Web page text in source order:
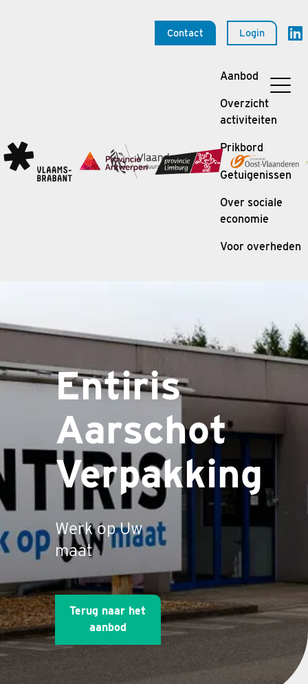
Contact Login
Aanbod
Overzicht
activiteiten
Prikbord
Getuigenissen
Over sociale
economie
Voor overheden
Entiris
Aarschot
Verpakking
Werk op Uw
maat
Terug naar het
aanbod